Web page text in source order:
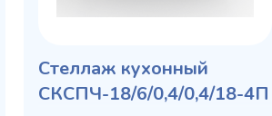
Стеллаж кухонный
СКСПЧ-18/6/0,4/0,4/18-4П